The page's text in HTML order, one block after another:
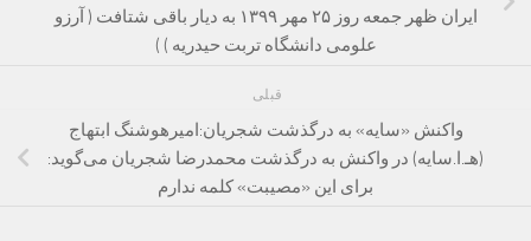
ایران ظهر جمعه روز ۲۵ مهر ۱۳۹۹ به دیار باقی شتافت ( آرزو
علومی دانشگاه تربت حیدریه ) )
قبلی
واکنش «سایه» به درگذشت شجریان:امیرهوشنگ ابتهاج
(هـ.ا.سایه) در واکنش به درگذشت محمدرضا شجریان می‌گوید:
برای این «مصیبت» کلمه ندارم